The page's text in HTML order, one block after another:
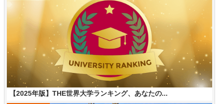
【2025年版】THE世界大学ランキング、あなたの...